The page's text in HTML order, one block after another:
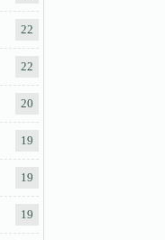
22
22
20
19
19
19